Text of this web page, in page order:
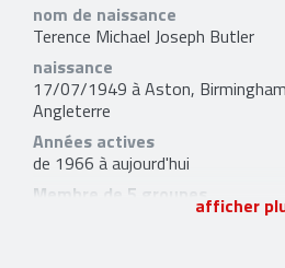
nom de naissance
Terence Michael Joseph Butler
naissance
17/07/1949 à Aston,
Angleterre
Années actives
de 1966 à aujourd'hui
Membre de 5 groupes
Ozzy Osbourne
afficher